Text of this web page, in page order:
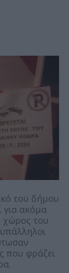
του δήμου
για ακόμα
χώρος του
που φράζει